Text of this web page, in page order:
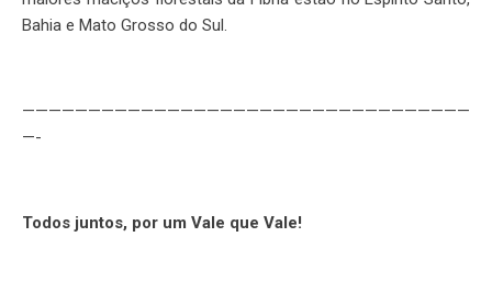
Bahia e Mato Grosso do Sul.
——————————————————————————————————
—-
Todos juntos, por um Vale que Vale!